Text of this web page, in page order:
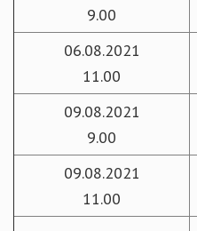
9.00
06.08.2021
11.00
09.08.2021
9.00
09.08.2021
11.00